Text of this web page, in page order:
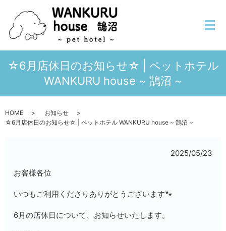
メ
☆6月店休日のお知らせ☆ | ペットホテル
WANKURU house ~ 鵠沼 ~
HOME
お知らせ
☆6月店休日のお知らせ☆ | ペットホテル WANKURU house ~ 鵠沼 ~
2025/05/23
お客様各位
いつもご利用くださりありがとうございます🐾
6月の店休日について、お知らせいたします。